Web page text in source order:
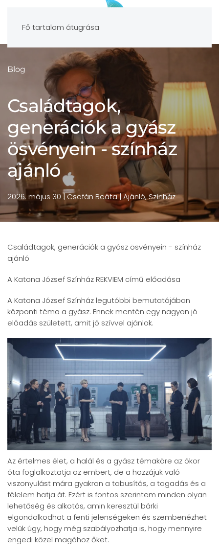
Fő tartalom átugrása
Blog
Családtagok,
generációk a gyász
ösvényein - színház
ajánló
2026. május 30| Csefán Beáta |Ajánló,Színház
Családtagok, generációk a gyász ösvényein - színház
ajánló
A Katona József Színház REKVIEM című előadása
A Katona József Színház legutóbbi bemutatójában
központi téma a gyász. Ennek mentén egy nagyon jó
előadás született, amit jó szívvel ajánlok.
Az értelmes élet, a halál és a gyász témaköre az ókor
óta foglalkoztatja az embert, de a hozzájuk való
viszonyulást mára gyakran a tabusítás, a tagadás és a
félelem hatja át. Ezért is fontos szerintem minden olyan
lehetőség és alkotás, amin keresztül bárki
elgondolkodhat a fenti jelenségeken és szembenézhet
velük úgy, hogy még szabályozhatja is, hogy mennyire
engedi közel magához őket.